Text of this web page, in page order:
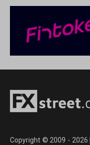
Copyright © 2009 - 2026